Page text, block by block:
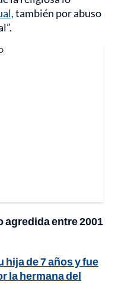
también por abuso
agredida entre 2001
de 7 años y fue
la hermana del